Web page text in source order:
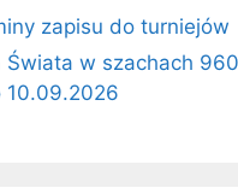
zapisu do turniejów
Świata w szachach 960
10.09.2026